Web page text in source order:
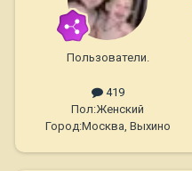
Пользователи.
419
Пол:Женский
Город:Москва, Выхино